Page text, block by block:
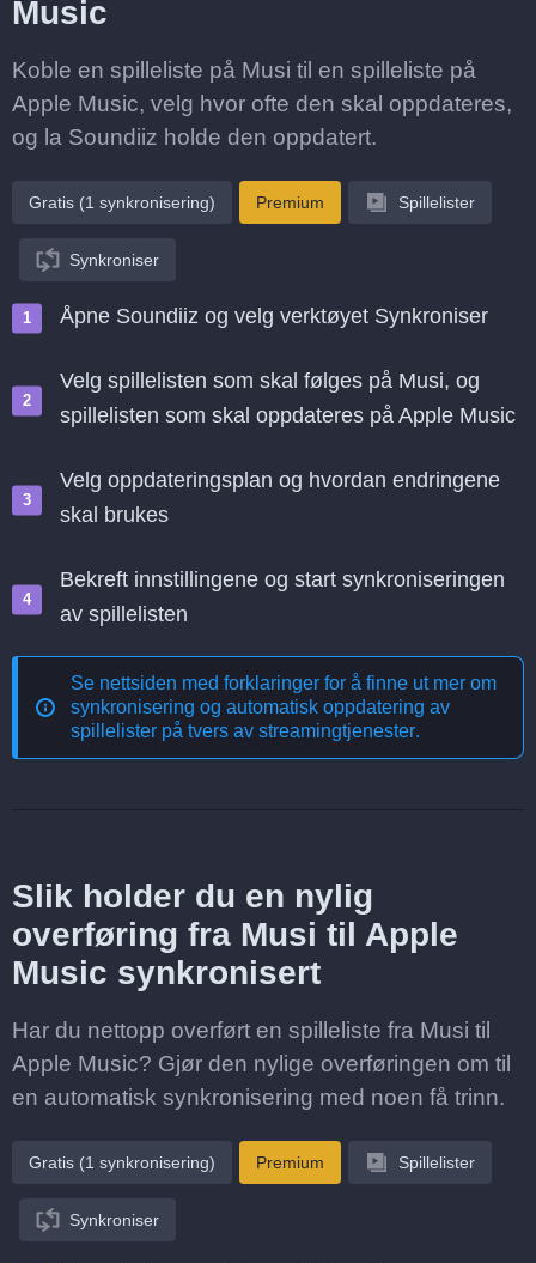
Music
Koble en spilleliste på Musi til en spilleliste på
Apple Music, velg hvor ofte den skal oppdateres,
og la Soundiiz holde den oppdatert.
Gratis (1 synkronisering) Premium Spillelister
Synkroniser
Åpne Soundiiz og velg verktøyet Synkroniser
Velg spillelisten som skal følges på Musi, og
spillelisten som skal oppdateres på Apple Music
Velg oppdateringsplan og hvordan endringene
skal brukes
Bekreft innstillingene og start synkroniseringen
av spillelisten
Se nettsiden med forklaringer for å finne ut mer om
synkronisering og automatisk oppdatering av
spillelister på tvers av streamingtjenester.
Slik holder du en nylig
overføring fra Musi til Apple
Music synkronisert
Har du nettopp overført en spilleliste fra Musi til
Apple Music? Gjør den nylige overføringen om til
en automatisk synkronisering med noen få trinn.
Gratis (1 synkronisering) Premium Spillelister
Synkroniser